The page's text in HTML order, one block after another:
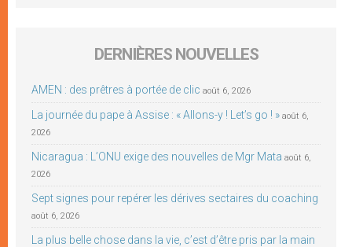
DERNIÈRES NOUVELLES
AMEN : des prêtres à portée de clic août 6, 2026
La journée du pape à Assise : « Allons-y ! Let’s go ! » août 6,
2026
Nicaragua : L’ONU exige des nouvelles de Mgr Mata août 6,
2026
Sept signes pour repérer les dérives sectaires du coaching
août 6, 2026
La plus belle chose dans la vie, c’est d’être pris par la main